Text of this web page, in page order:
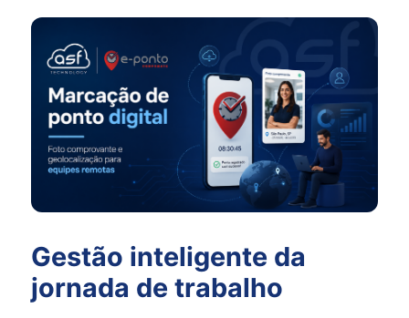
Gestão inteligente da
jornada de trabalho